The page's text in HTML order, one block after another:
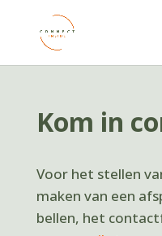
Kom in
Voor het stellen
maken van een
bellen, het